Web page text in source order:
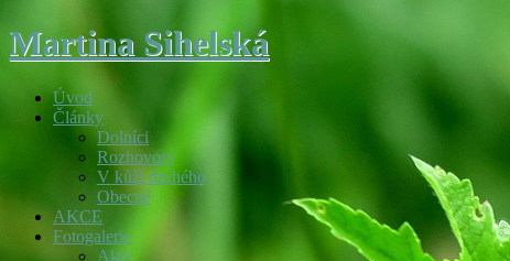
Martina Sihelská
Úvod
Články
Dolníci
Rozhovory
V kůži druhého
Obecné
AKCE
Fotogalerie
Akty